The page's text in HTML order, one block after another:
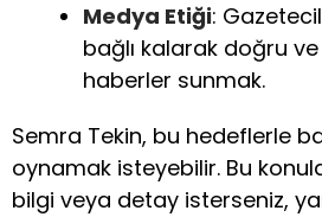
Medya Etiği:
bağlı kalarak doğru
haberler sunmak.
Semra Tekin, bu hedeflerle
oynamak isteyebilir. Bu
bilgi veya detay isterseniz,